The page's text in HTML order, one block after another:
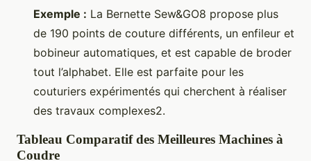
Exemple : La Bernette Sew&GO8 propose plus
de 190 points de couture différents, un enfileur et
bobineur automatiques, et est capable de broder
tout l’alphabet. Elle est parfaite pour les
couturiers expérimentés qui cherchent à réaliser
des travaux complexes2.
Tableau Comparatif des Meilleures Machines à
Coudre